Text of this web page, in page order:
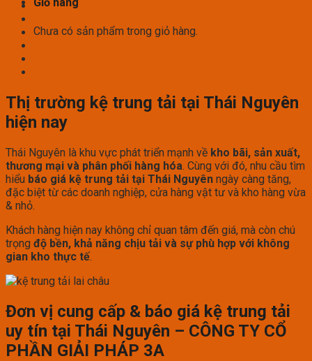
Chưa có sản phẩm trong giỏ hàng.
Thị trường kệ trung tải tại Thái Nguyên
hiện nay
Thái Nguyên là khu vực phát triển mạnh về kho bãi, sản xuất,
thương mại và phân phối hàng hóa. Cùng với đó, nhu cầu tìm
hiểu báo giá kệ trung tải tại Thái Nguyên ngày càng tăng,
đặc biệt từ các doanh nghiệp, cửa hàng vật tư và kho hàng vừa
& nhỏ.
Khách hàng hiện nay không chỉ quan tâm đến giá, mà còn chú
trọng độ bền, khả năng chịu tải và sự phù hợp với không
gian kho thực tế.
Đơn vị cung cấp & báo giá kệ trung tải
uy tín tại Thái Nguyên – CÔNG TY CỔ
PHẦN GIẢI PHÁP 3A